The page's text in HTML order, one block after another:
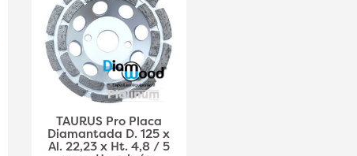
TAURUS Pro Placa
Diamantada D. 125 x
Al. 22,23 x Ht. 4,8 / 5